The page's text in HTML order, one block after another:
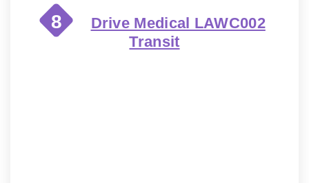
8
Drive Medical LAWC002
Transit